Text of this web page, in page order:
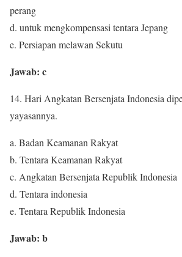
perang
d. untuk mengkompensasi tentara Jepang
e. Persiapan melawan Sekutu
Jawab: c
14. Hari Angkatan Bersenjata Indonesia
yayasannya.
a. Badan Keamanan Rakyat
b. Tentara Keamanan Rakyat
c. Angkatan Bersenjata Republik Indonesia
d. Tentara indonesia
e. Tentara Republik Indonesia
Jawab: b